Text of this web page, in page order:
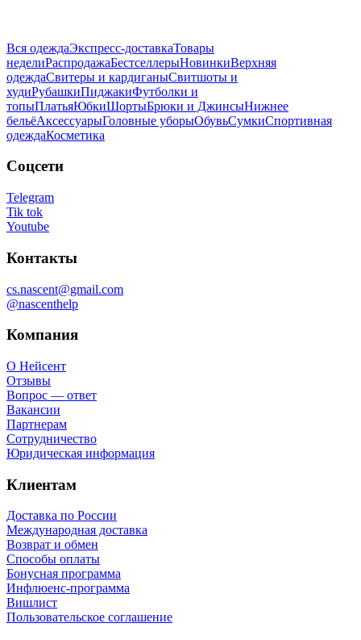
Вся одеждаЭкспресс-доставкаТовары
неделиРаспродажаБестселлерыНовинкиВерхняя
одеждаСвитеры и кардиганыСвитшоты и
худиРубашкиПиджакиФутболки и
топыПлатьяЮбкиШортыБрюки и ДжинсыНижнее
бельёАксессуарыГоловные уборыОбувьСумкиСпортивная
одеждаКосметика
Соцсети
Telegram
Tik tok
Youtube
Контакты
cs.nascent@gmail.com
@nascenthelp
Компания
О Нейсент
Отзывы
Вопрос — ответ
Вакансии
Партнерам
Сотрудничество
Юридическая информация
Клиентам
Доставка по России
Международная доставка
Возврат и обмен
Способы оплаты
Бонусная программа
Инфлюенс-программа
Вишлист
Пользовательское соглашение